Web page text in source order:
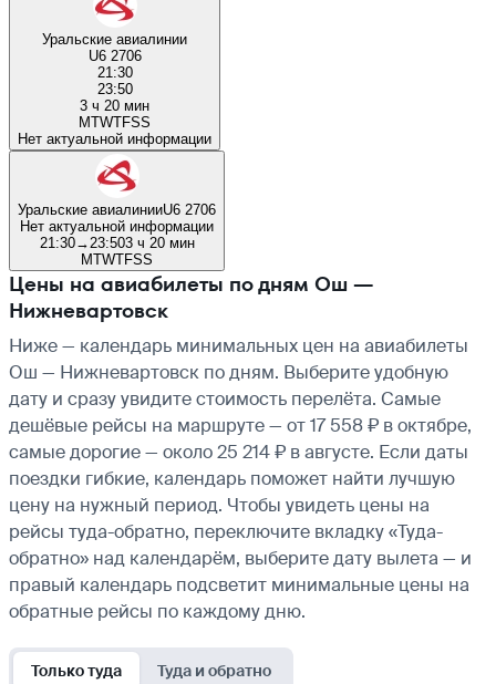
Уральские авиалинии
U6 2706
21:30
23:50
3 ч 20 мин
MTWTFSS
Нет актуальной информации
Уральские авиалинииU6 2706
Нет актуальной информации
21:30→ 23:503 ч 20 мин
MTWTFSS
Цены на авиабилеты по дням Ош —
Нижневартовск
Ниже — календарь минимальных цен на авиабилеты
Ош — Нижневартовск по дням. Выберите удобную
дату и сразу увидите стоимость перелёта. Самые
дешёвые рейсы на маршруте — от 17 558 ₽ в октябре,
самые дорогие — около 25 214 ₽ в августе. Если даты
поездки гибкие, календарь поможет найти лучшую
цену на нужный период. Чтобы увидеть цены на
рейсы туда-обратно, переключите вкладку «Туда-
обратно» над календарём, выберите дату вылета — и
правый календарь подсветит минимальные цены на
обратные рейсы по каждому дню.
Только туда Туда и обратно